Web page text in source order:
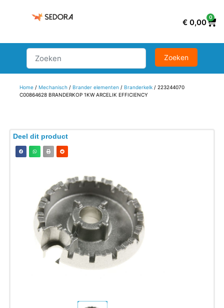
€ 0,00
0
Home/ Mechanisch/ Brander elementen / Branderkelk/ 223244070
C00864628 BRANDERKOP 1KW ARCELIK EFFICIENCY
Deel dit product